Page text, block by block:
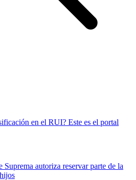
en el RUI? Este es el portal
autoriza reservar parte de la